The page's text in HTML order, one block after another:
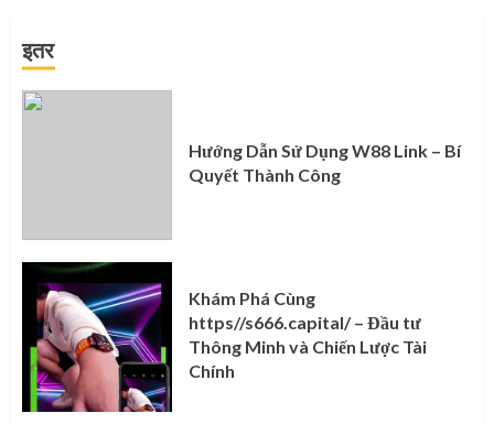
इतर
Hướng Dẫn Sử Dụng W88 Link – Bí
Quyết Thành Công
Khám Phá Cùng
https//s666.capital/ – Đầu tư
Thông Minh và Chiến Lược Tài
Chính